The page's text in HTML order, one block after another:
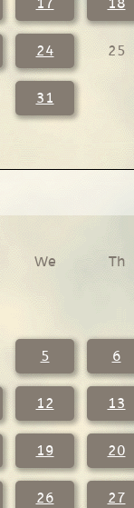
24 25
31
We Th
5 6
12 13
19 20
26 27